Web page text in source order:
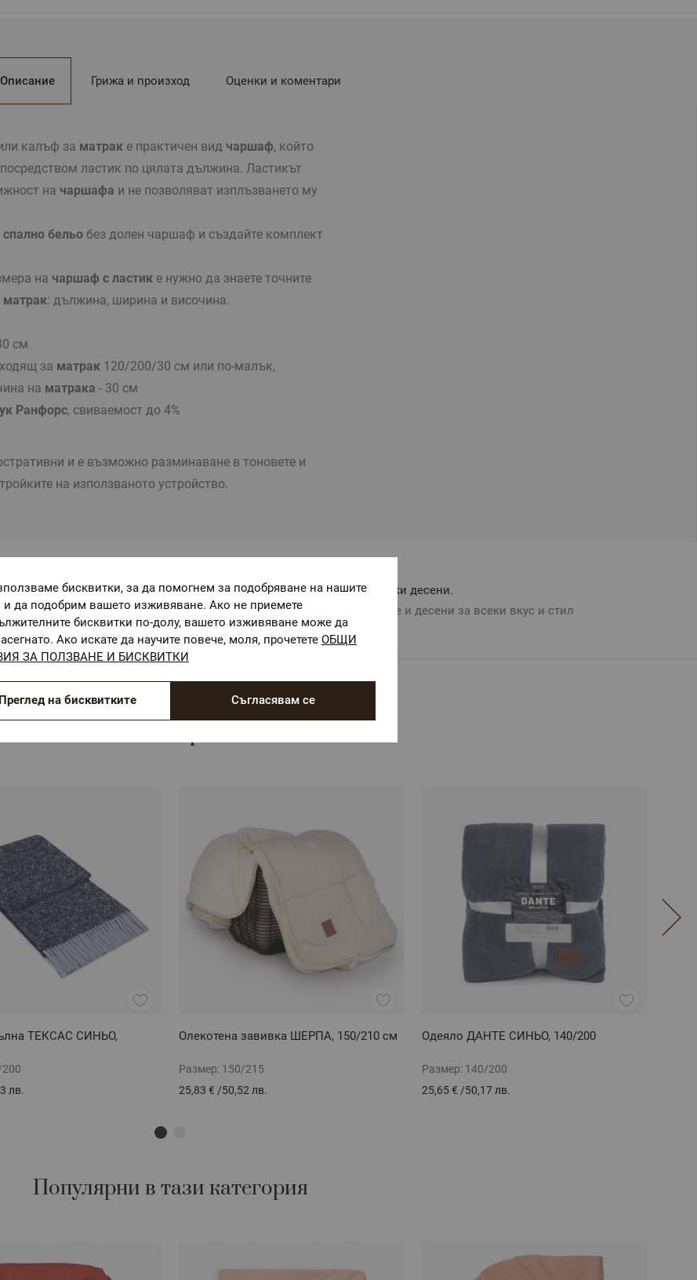
Описание
калъф за матрак е практичен вид чаршаф, който
посредством ластик по цялата дължина. Ластикът
на чаршафа и не позволяват изплъзването му
спално бельо без долен чаршаф и създайте комплект
на чаршаф с ластик е нужно да знаете точните
матрак: дължина, ширина и височина.
см
за матрак 120/200/30 см или по-малък,
на матрака - 30 см
Ранфорс, свиваемост до 4%
и е възможно разминаване в тоновете и
на използваното устройство.
Грижа и произход Оценки и коментари
ОЕКО-ТЕКС СТАНДАРТ 100
Текстилни материали, безопасни за Вашето здраве
Авторски десени.
Цветове и десени за всеки вкус и стил
ТЕКСАС СИНЬО,
лв.
Олекотена завивка ШЕРПА, 150/210 см
Размер: 150/215
25,83 € /50,52 лв.
Одеяло ДАНТЕ СИНЬО, 140/200
Размер: 140/200
25,65 € /50,17 лв.
Популярни в тази категория
бисквитки, за да помогнем за подобряване на нашите
и да подобрим вашето изживяване. Ако не приемете
бисквитки по-долу, вашето изживяване може да
Ако искате да научите повече, моля, прочетете ОБЩИ
ЗА ПОЛЗВАНЕ И БИСКВИТКИ
Съгласявам се
Преглед на бисквитките